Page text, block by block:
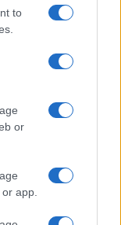
to
or
app.
università